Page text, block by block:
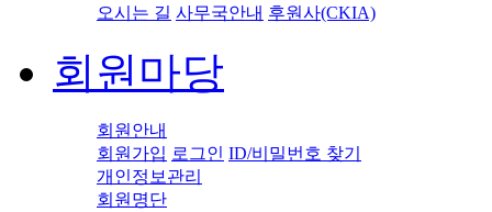
오시는 길 사무국안내 후원사(CKIA)
회원마당
회원안내
회원가입 로그인 ID/비밀번호 찾기
개인정보관리
회원명단